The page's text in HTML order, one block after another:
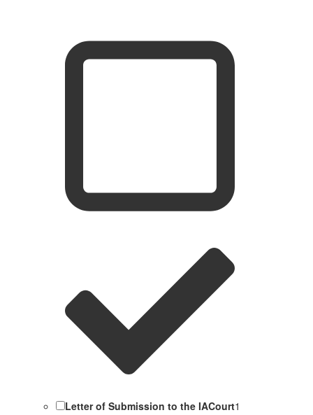
Letter of Submission to the IACourt1